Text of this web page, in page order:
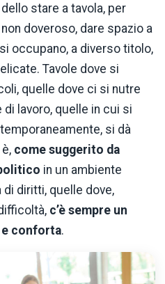
stare a tavola, per
doveroso, dare spazio a
occupano, a diverso titolo,
Tavole dove si
quelle dove ci si nutre
lavoro, quelle in cui si
si dà
come suggerito da
in un ambiente
diritti, quelle dove,
c’è sempre un
conforta.